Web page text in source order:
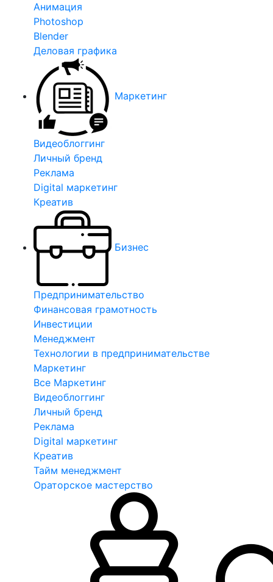
Анимация
Photoshop
Blender
Деловая графика
Маркетинг
Видеоблоггинг
Личный бренд
Реклама
Digital маркетинг
Креатив
Бизнес
Предпринимательство
Финансовая грамотность
Инвестиции
Менеджмент
Технологии в предпринимательстве
Маркетинг
Все Маркетинг
Видеоблоггинг
Личный бренд
Реклама
Digital маркетинг
Креатив
Тайм менеджмент
Ораторское мастерство